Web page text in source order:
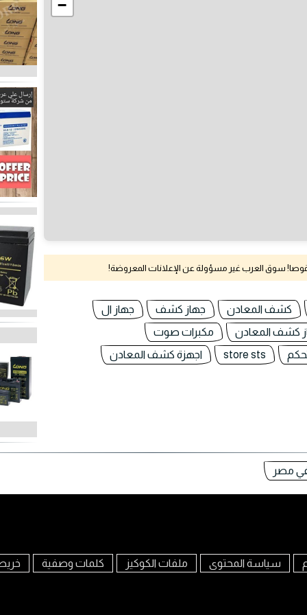
−
سوق العرب غير مسؤولة عن الإعلانات المعروضة!
كشف المعادن جهاز كشف
جهاز ال
كشف المعادن
مكبرات صوت
store sts اجهزة كشف المعادن
في مصر
سياسة المحتوى ملفات الكوكيز كلمات وصفية